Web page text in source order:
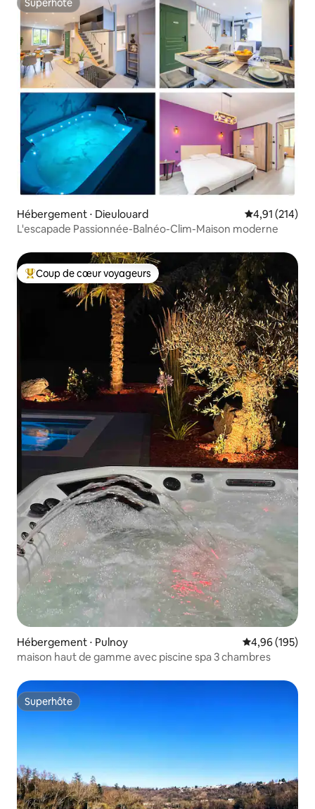
Superhôte
Superhôte
Hébergement ⋅ Dieulouard Évaluation
4,91 (214)
L'escapade Passionnée-Balnéo-Clim-Maison moderne
Coups de cœur voyageurs les plus appréciés
Coup de cœur voyageurs
Hébergement ⋅ Pulnoy Évaluation
4,96 (195)
maison haut de gamme avec piscine spa 3 chambres
Superhôte
Superhôte